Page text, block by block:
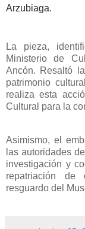
Arzubiaga.
La pieza,
Ministerio de
Ancón. Resaltó
patrimonio
realiza esta
Cultural para la
Asimismo, el
las autoridades
investigación y
repatriación
resguardo del